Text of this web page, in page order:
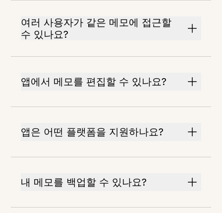
여러 사용자가 같은 메모에 접근할
수 있나요?
앱에서 메모를 편집할 수 있나요?
앱은 어떤 플랫폼을 지원하나요?
내 메모를 백업할 수 있나요?